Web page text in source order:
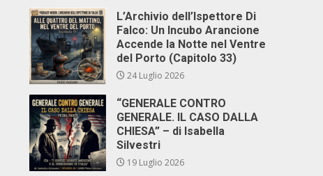
L’Archivio dell’Ispettore Di
Falco: Un Incubo Arancione
Accende la Notte nel Ventre
del Porto (Capitolo 33)
24 Luglio 2026
“GENERALE CONTRO
GENERALE. IL CASO DALLA
CHIESA” – di Isabella
Silvestri
19 Luglio 2026